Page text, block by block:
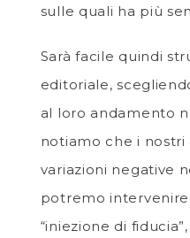
sulle quali ha più
Sarà facile quindi
editoriale,
al loro andamento
notiamo che i
variazioni negative
potremo
“iniezione di